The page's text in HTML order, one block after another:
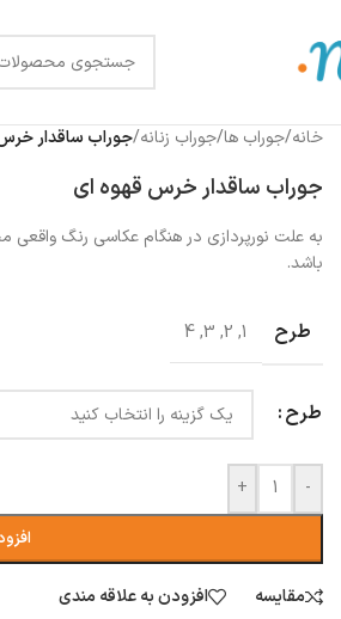
خانه/جوراب ها/جوراب زنانه/جوراب ساقدار
جوراب ساقدار خرس قهوه ای
به علت نورپردازی در هنگام عکاسی رنگ
باشد.
طرح 1
,
2
,
3
,
4
طرح
-
+
مقایسه افزودن به علاقه مندی